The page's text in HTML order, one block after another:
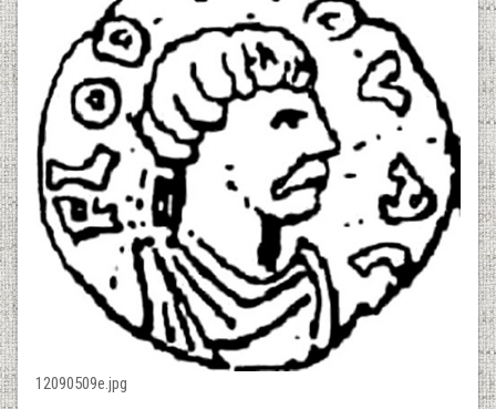
12090509e.jpg